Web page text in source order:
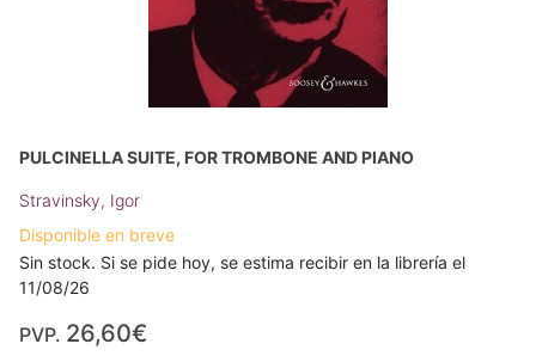
PULCINELLA SUITE, FOR TROMBONE AND PIANO
Stravinsky, Igor
Disponible en breve
Sin stock. Si se pide hoy, se estima recibir en la librería el
11/08/26
PVP. 26,60€